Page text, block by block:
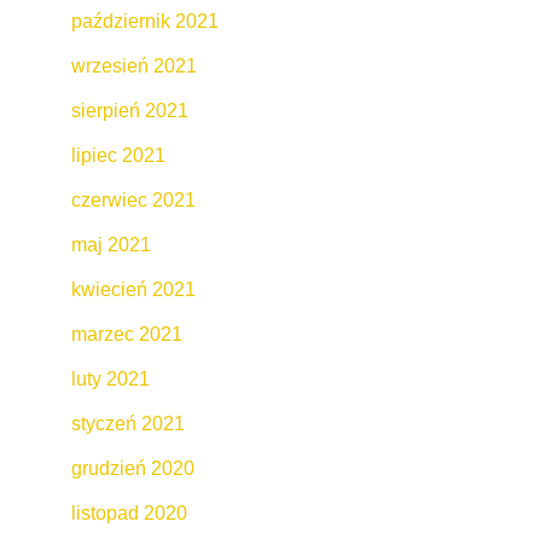
październik 2021
wrzesień 2021
sierpień 2021
lipiec 2021
czerwiec 2021
maj 2021
kwiecień 2021
marzec 2021
luty 2021
styczeń 2021
grudzień 2020
listopad 2020